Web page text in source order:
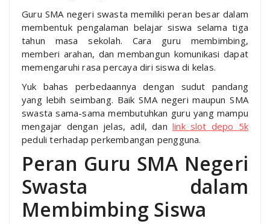
Guru SMA negeri swasta memiliki peran besar dalam
membentuk pengalaman belajar siswa selama tiga
tahun masa sekolah. Cara guru membimbing,
memberi arahan, dan membangun komunikasi dapat
memengaruhi rasa percaya diri siswa di kelas.
Yuk bahas perbedaannya dengan sudut pandang
yang lebih seimbang. Baik SMA negeri maupun SMA
swasta sama-sama membutuhkan guru yang mampu
mengajar dengan jelas, adil, dan link slot depo 5k
peduli terhadap perkembangan pengguna.
Peran Guru SMA Negeri
Swasta dalam
Membimbing Siswa